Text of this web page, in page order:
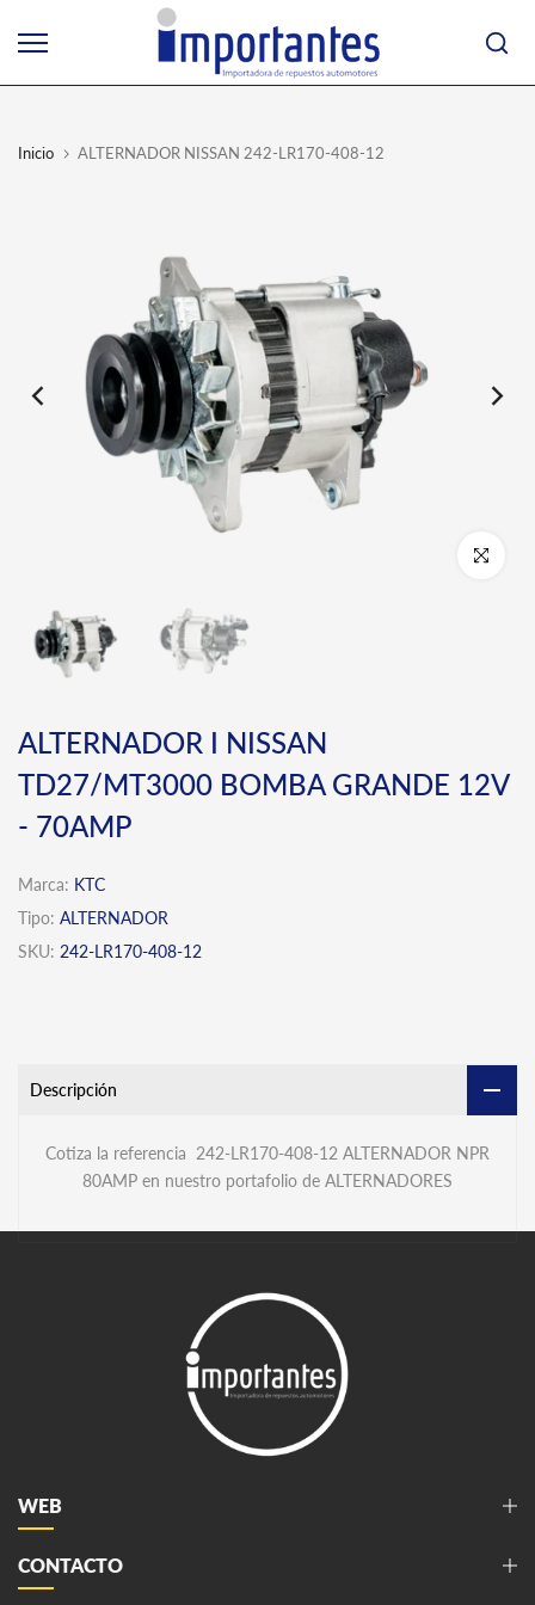
al
Inicio ALTERNADOR NISSAN 242-LR170-408-12
Click para
ALTERNADOR I NISSAN
TD27/MT3000 BOMBA GRANDE 12V
- 70AMP
Marca: KTC
Tipo: ALTERNADOR
SKU: 242-LR170-408-12
Descripción
Cotiza la referencia 242-LR170-408-12 ALTERNADOR NPR
80AMP en nuestro portafolio de ALTERNADORES
WEB
CONTACTO